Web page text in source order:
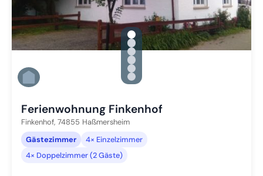
gallery.slide_selector
Zu Slide 1 wechseln
Zu Slide 2 wechseln
Zu Slide 3 wechseln
Zu Slide 4 wechseln
Zu Slide 5 wechseln
Zu Slide 6 wechseln
Ferienwohnung Finkenhof
Finkenhof, 74855 Haßmersheim
Gästezimmer
4× Einzelzimmer
4× Doppelzimmer (2 Gäste)